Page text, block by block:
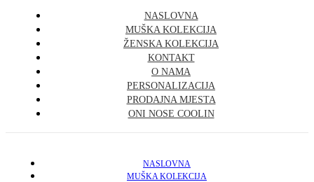
NASLOVNA
MUŠKA KOLEKCIJA
ŽENSKA KOLEKCIJA
KONTAKT
O NAMA
PERSONALIZACIJA
PRODAJNA MJESTA
ONI NOSE COOLIN
NASLOVNA
MUŠKA KOLEKCIJA